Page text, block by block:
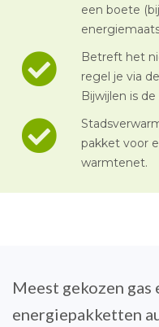
een boete
Betreft het
regel je via
Bijwijlen is
pakket voor
warmtenet.
Meest gekozen gas
energiepakketten